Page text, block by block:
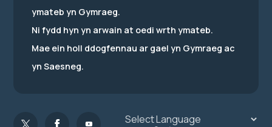
ymateb yn Gymraeg.
Ni fydd hyn yn arwain at oedi wrth ymateb.
Mae ein holl ddogfennau ar gael yn Gymraeg ac
yn Saesneg.